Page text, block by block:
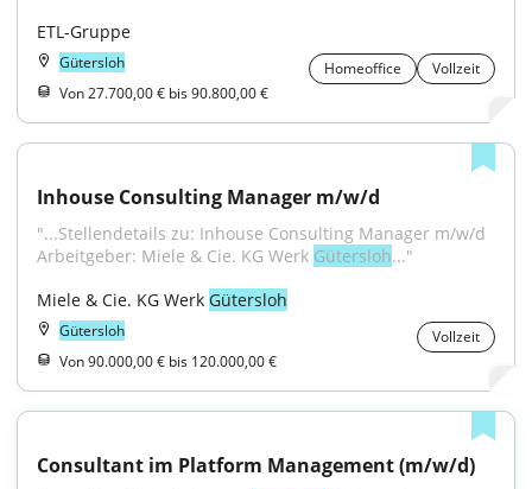
ETL-Gruppe
Gütersloh Homeoffice
Vollzeit
Von 27.700,00 € bis 90.800,00 €
Inhouse Consulting Manager m/w/d
"...Stellendetails zu: Inhouse Consulting Manager m/w/d
Arbeitgeber: Miele & Cie. KG Werk Gütersloh..."
Miele & Cie. KG Werk Gütersloh
Gütersloh
Vollzeit
Von 90.000,00 € bis 120.000,00 €
Consultant im Platform Management (m/w/d)